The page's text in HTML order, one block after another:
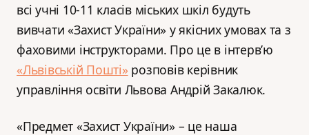
всі учні 10-11 класів міських шкіл будуть
вивчати «Захист України» у якісних умовах та з
фаховими інструкторами. Про це в інтерв’ю
«Львівській Пошті» розповів керівник
управління освіти Львова Андрій Закалюк.
«Предмет «Захист України» – це наша